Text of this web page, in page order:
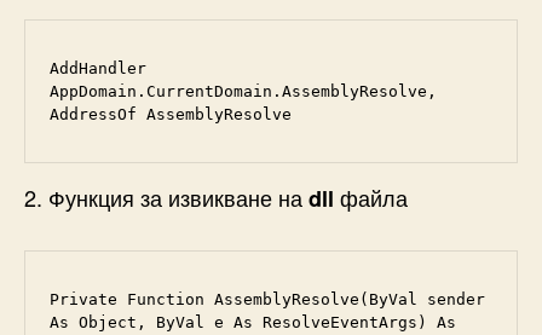
AddHandler
AppDomain.CurrentDomain.AssemblyResolve,
AddressOf AssemblyResolve
2. Функция за извикване наdll файла
Private Function AssemblyResolve(ByVal sender
As Object, ByVal e As ResolveEventArgs) As